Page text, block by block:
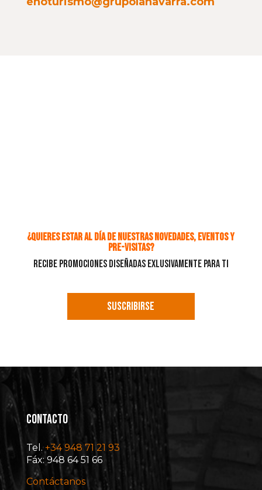
¿QUIERES ESTAR AL DÍA DE NUESTRAS NOVEDADES, EVENTOS Y
PRE-VISITAS?
rECIBE PROMOCIONES DISEÑADAS EXLUSIVAMENTE PARA TI
SUSCRIBIRSE
CONTACTO
Tel.+34 948 71 21 93
Fáx: 948 64 51 66
Contáctanos